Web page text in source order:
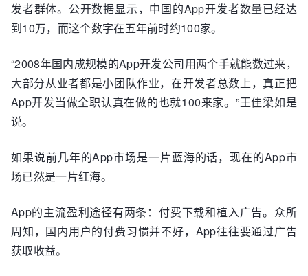
发者群体。公开数据显示，中国的App开发者数量已经达
到10万，而这个数字在五年前时约100家。
“2008年国内成规模的App开发公司用两个手就能数过来，
大部分从业者都是小团队作业，在开发者总数上，真正把
App开发当做全职认真在做的也就100来家。”王佳梁如是
说。
如果说前几年的App市场是一片蓝海的话，现在的App市
场已然是一片红海。
App的主流盈利途径有两条：付费下载和植入广告。众所
周知，国内用户的付费习惯并不好，App往往要通过广告
获取收益。